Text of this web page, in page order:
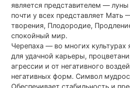
является представителем —
почти у всех представляет
творения, Плодородие,
спокойный мир.
Черепаха — во многих культурах
для удачной карьеры,
агрессии и от негативного
негативных форм. Символ